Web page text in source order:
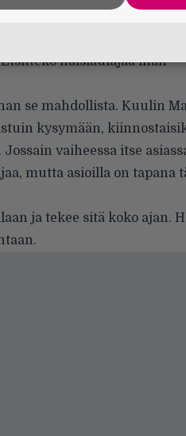
kun Maija Saari
naislaulajaa ihan
se mahdollista. Kuulin
kysymään,
vaiheessa itse
mutta asioilla on tapana
ja tekee sitä koko ajan.